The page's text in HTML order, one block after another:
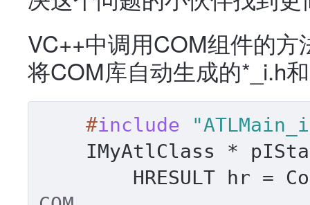
VC++中调用COM组件的
将COM库自动生成的*_i.h
#include
IMyAtlClass *
HRESULT hr =